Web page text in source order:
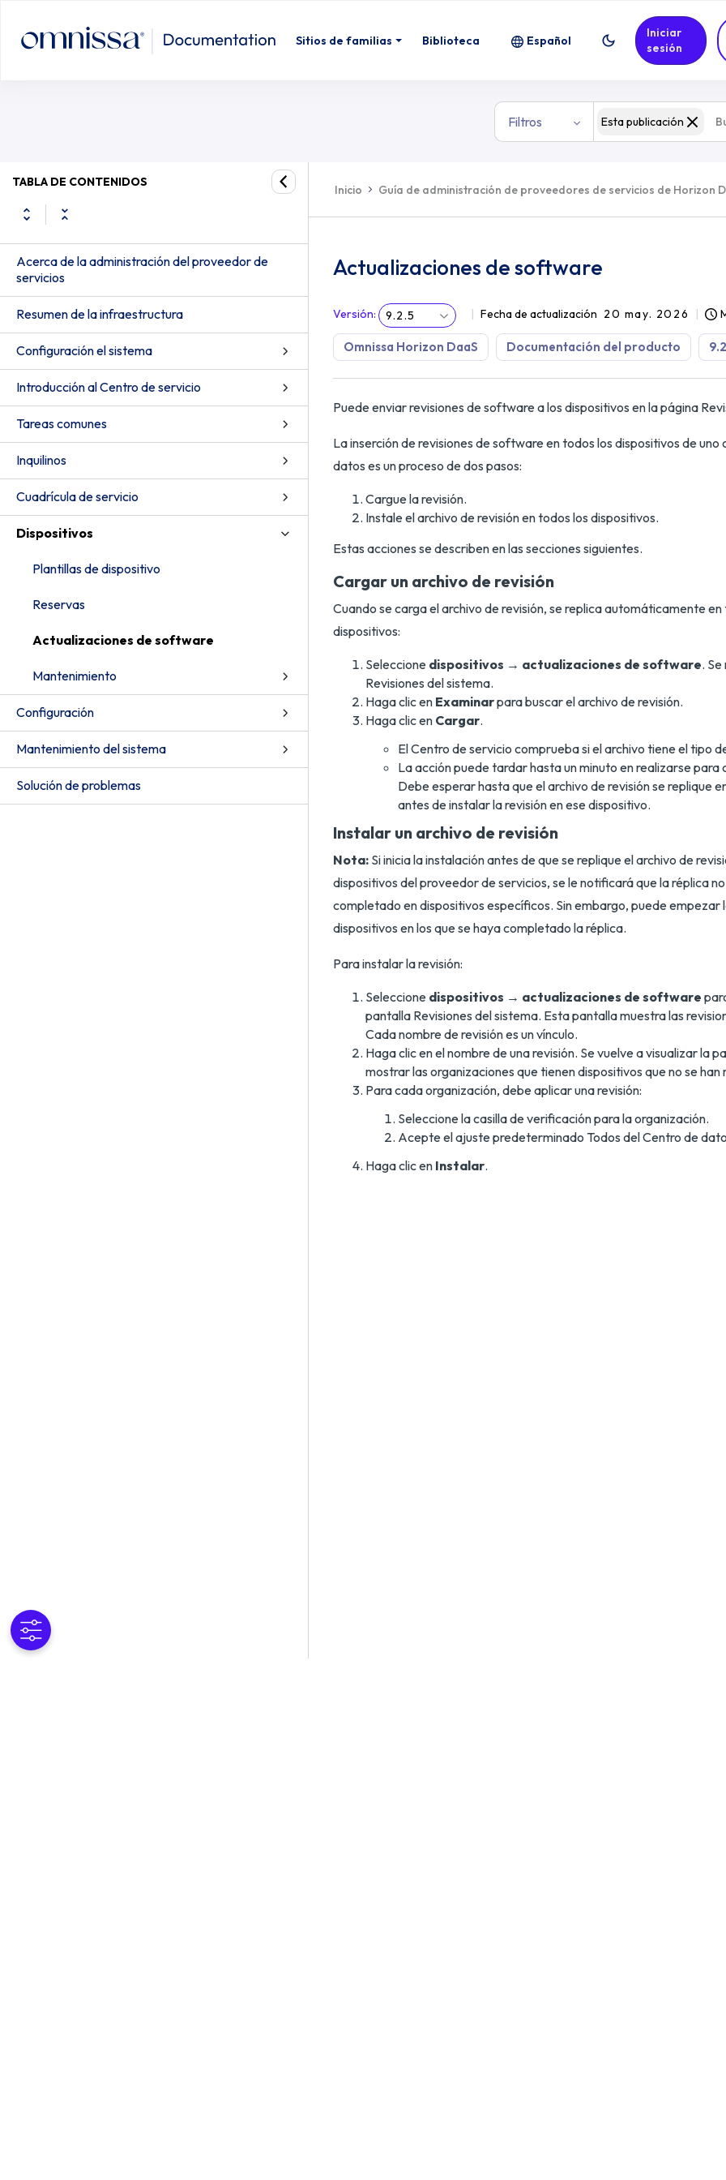
Sitios de familias Biblioteca Español
Iniciar
sesión
Filtros Esta publicación
TABLA DE CONTENIDOS
Acerca de la administración del proveedor de
servicios
Resumen de la infraestructura
Configuración el sistema
Introducción al Centro de servicio
Tareas comunes
Inquilinos
Cuadrícula de servicio
Dispositivos
Plantillas de dispositivo
Reservas
Actualizaciones de software
Mantenimiento
Configuración
Mantenimiento del sistema
Solución de problemas
Inicio Guía de administración de proveedores de servicios de Horizon
Actualizaciones de software
Versión: 9.2.5 Fecha de actualización 20 may. 2026
Omnissa Horizon DaaS Documentación del producto
Puede enviar revisiones de software a los dispositivos en la página
La inserción de revisiones de software en todos los dispositivos de uno
datos es un proceso de dos pasos:
Cargue la revisión.
Instale el archivo de revisión en todos los dispositivos.
Estas acciones se describen en las secciones siguientes.
Cargar un archivo de revisión
Cuando se carga el archivo de revisión, se replica automáticamente en
dispositivos:
Seleccione dispositivos → actualizaciones de software.
Revisiones del sistema.
Haga clic en Examinarpara buscar el archivo de revisión.
Haga clic en Cargar.
El Centro de servicio comprueba si el archivo tiene el tipo
La acción puede tardar hasta un minuto en realizarse para
Debe esperar hasta que el archivo de revisión se replique
antes de instalar la revisión en ese dispositivo.
Instalar un archivo de revisión
Nota: Si inicia la instalación antes de que se replique el archivo de
dispositivos del proveedor de servicios, se le notificará que la réplica
completado en dispositivos específicos. Sin embargo, puede empezar
dispositivos en los que se haya completado la réplica.
Para instalar la revisión:
Seleccione dispositivos → actualizaciones de software
pantalla Revisiones del sistema. Esta pantalla muestra las
Cada nombre de revisión es un vínculo.
Haga clic en el nombre de una revisión. Se vuelve a visualizar la
mostrar las organizaciones que tienen dispositivos que no se han
Para cada organización, debe aplicar una revisión:
Seleccione la casilla de verificación para la organización.
Acepte el ajuste predeterminado Todos del Centro de
Haga clic en Instalar.